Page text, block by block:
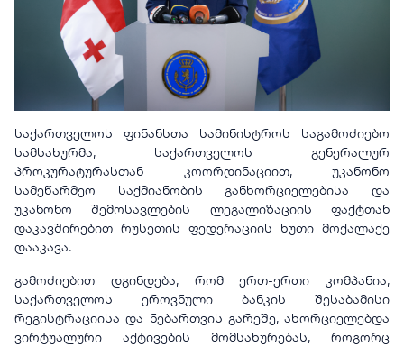
საქართველოს ფინანსთა სამინისტროს საგამოძიებო
სამსახურმა, საქართველოს გენერალურ
პროკურატურასთან კოორდინაციით, უკანონო
სამეწარმეო საქმიანობის განხორციელებისა და
უკანონო შემოსავლების ლეგალიზაციის ფაქტთან
დაკავშირებით რუსეთის ფედერაციის ხუთი მოქალაქე
დააკავა.
გამოძიებით დგინდება, რომ ერთ-ერთი კომპანია,
საქართველოს ეროვნული ბანკის შესაბამისი
რეგისტრაციისა და ნებართვის გარეშე, ახორციელებდა
ვირტუალური აქტივების მომსახურებას, როგორც